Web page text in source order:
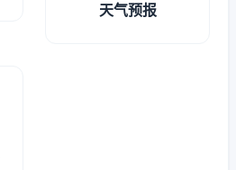
天气预报